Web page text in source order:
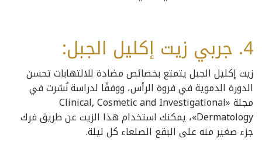
4. جربي زيت إكليل الجبل:
زيت إكليل الجبل يتمتع بخصائص مضادة للالتهابات تحسن
الدورة الدموية في فروة الرأس، ووفقًا لدراسة نُشرت في
مجلة «Clinical, Cosmetic and Investigational
Dermatology»، يمكنك استخدام هذا الزيت عن طريق فرك
جزء صغير منه على البقع الصلعاء كل ليلة.